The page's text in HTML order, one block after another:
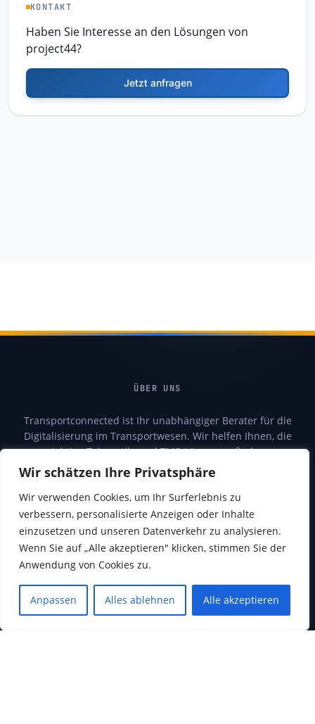
Wir schätzen Ihre Privatsphäre
Wir verwenden Cookies, um Ihr Surferlebnis zu
verbessern, personalisierte Anzeigen oder Inhalte
einzusetzen und unseren Datenverkehr zu analysieren.
Wenn Sie auf „Alle akzeptieren" klicken, stimmen Sie der
Anwendung von Cookies zu.
Anpassen Alles ablehnen Alle akzeptieren
KONTAKT
Haben Sie Interesse an den Lösungen von
project44?
Jetzt anfragen
ÜBER UNS
Transportconnected ist Ihr unabhängiger Berater für die
Digitalisierung im Transportwesen. Wir helfen Ihnen, die
richtige Telematik- und TMS-Lösung zu finden.
KONTAKT
info@transportconnected.de
transportconnected.de